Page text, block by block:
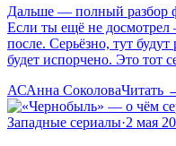
Дальше — полный разбор
Если ты ещё не
после. Серьёзно, тут
будет испорчено. Это тот
АСАнна СоколоваЧитать
Западные сериалы·2 мая